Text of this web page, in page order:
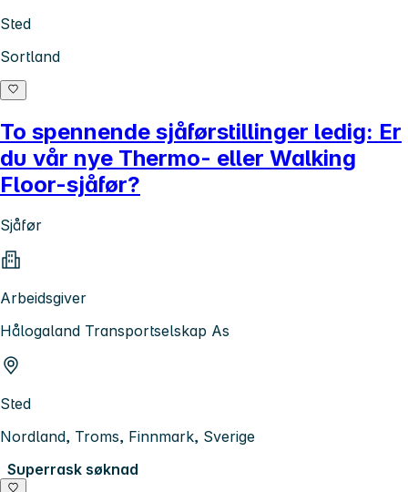
Sted
Sortland
To spennende sjåførstillinger ledig: Er
du vår nye Thermo- eller Walking
Floor-sjåfør?
Sjåfør
Arbeidsgiver
Hålogaland Transportselskap As
Sted
Nordland, Troms, Finnmark, Sverige
Superrask søknad